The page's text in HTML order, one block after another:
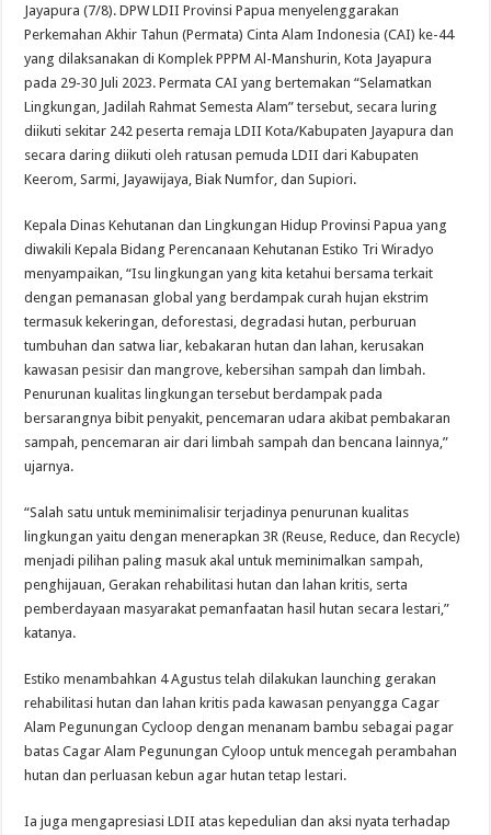
Jayapura (7/8). DPW LDII Provinsi Papua menyelenggarakan
Perkemahan Akhir Tahun (Permata) Cinta Alam Indonesia (CAI) ke-44
yang dilaksanakan di Komplek PPPM Al-Manshurin, Kota Jayapura
pada 29-30 Juli 2023. Permata CAI yang bertemakan “Selamatkan
Lingkungan, Jadilah Rahmat Semesta Alam” tersebut, secara luring
diikuti sekitar 242 peserta remaja LDII Kota/Kabupaten Jayapura dan
secara daring diikuti oleh ratusan pemuda LDII dari Kabupaten
Keerom, Sarmi, Jayawijaya, Biak Numfor, dan Supiori.
Kepala Dinas Kehutanan dan Lingkungan Hidup Provinsi Papua yang
diwakili Kepala Bidang Perencanaan Kehutanan Estiko Tri Wiradyo
menyampaikan, “Isu lingkungan yang kita ketahui bersama terkait
dengan pemanasan global yang berdampak curah hujan ekstrim
termasuk kekeringan, deforestasi, degradasi hutan, perburuan
tumbuhan dan satwa liar, kebakaran hutan dan lahan, kerusakan
kawasan pesisir dan mangrove, kebersihan sampah dan limbah.
Penurunan kualitas lingkungan tersebut berdampak pada
bersarangnya bibit penyakit, pencemaran udara akibat pembakaran
sampah, pencemaran air dari limbah sampah dan bencana lainnya,”
ujarnya.
“Salah satu untuk meminimalisir terjadinya penurunan kualitas
lingkungan yaitu dengan menerapkan 3R (Reuse, Reduce, dan Recycle)
menjadi pilihan paling masuk akal untuk meminimalkan sampah,
penghijauan, Gerakan rehabilitasi hutan dan lahan kritis, serta
pemberdayaan masyarakat pemanfaatan hasil hutan secara lestari,”
katanya.
Estiko menambahkan 4 Agustus telah dilakukan launching gerakan
rehabilitasi hutan dan lahan kritis pada kawasan penyangga Cagar
Alam Pegunungan Cycloop dengan menanam bambu sebagai pagar
batas Cagar Alam Pegunungan Cyloop untuk mencegah perambahan
hutan dan perluasan kebun agar hutan tetap lestari.
Ia juga mengapresiasi LDII atas kepedulian dan aksi nyata terhadap